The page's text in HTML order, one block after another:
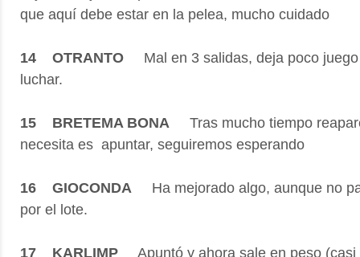
que aquí debe estar en la pelea, mucho cuidado
14 OTRANTO
Mal en 3 salidas, deja poco
luchar.
15 BRETEMA BONA Tras mucho tiempo
necesita es apuntar, seguiremos esperando
16 GIOCONDA Ha mejorado algo, aunque no
por el lote.
17 KARLIMP
Apuntó y ahora sale en peso